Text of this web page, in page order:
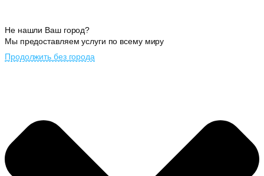
Не нашли Ваш город?
Мы предоставляем услуги по всему миру
Продолжить без города